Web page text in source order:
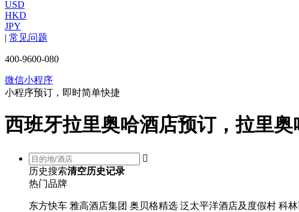
USD
HKD
JPY
| 常见问题
400-9600-080
微信小程序
小程序预订，即时简单快捷
西班牙拉里奥哈酒店预订，拉里

历史搜索清空历史记录
热门品牌
东方快车 雅高酒店集团 奥贝格精选 泛太平洋酒店及度假村 科